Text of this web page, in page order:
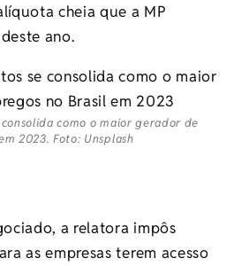
cheia que a MP
ano.
como o maior gerador de
2023. Foto: Unsplash
a relatora impôs
as empresas terem acesso